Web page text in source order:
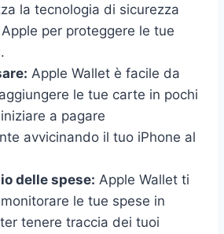
la tecnologia di sicurezza
per proteggere le tue
Apple Wallet è facile da
le tue carte in pochi
a pagare
avvicinando il tuo iPhone al
delle spese: Apple Wallet ti
le tue spese in
tenere traccia dei tuoi